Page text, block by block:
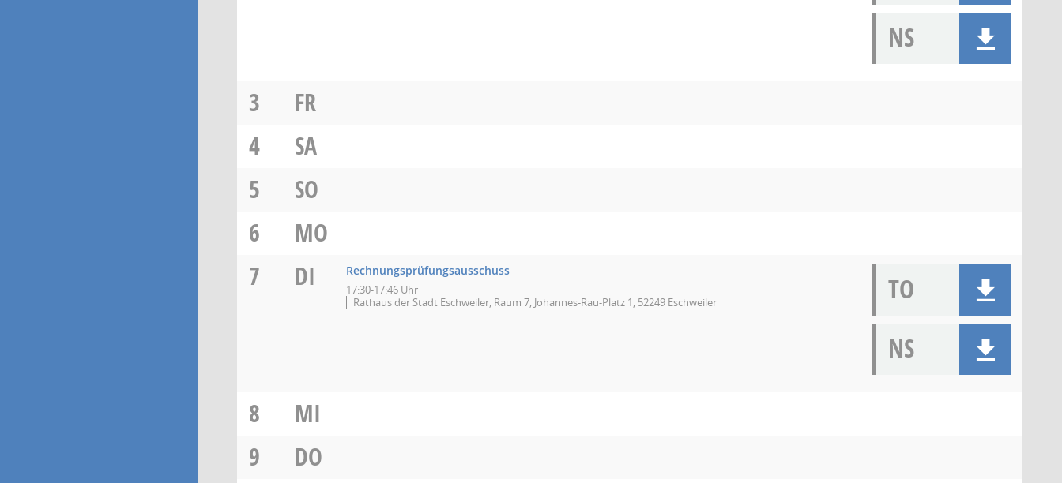
NS
3
FR
4
SA
5
SO
6
MO
7
DI Rechnungsprüfungsausschuss
17:30-17:46 Uhr
Rathaus der Stadt Eschweiler, Raum 7, Johannes-Rau-Platz 1, 52249 Eschweiler
TO
NS
8
MI
9
DO